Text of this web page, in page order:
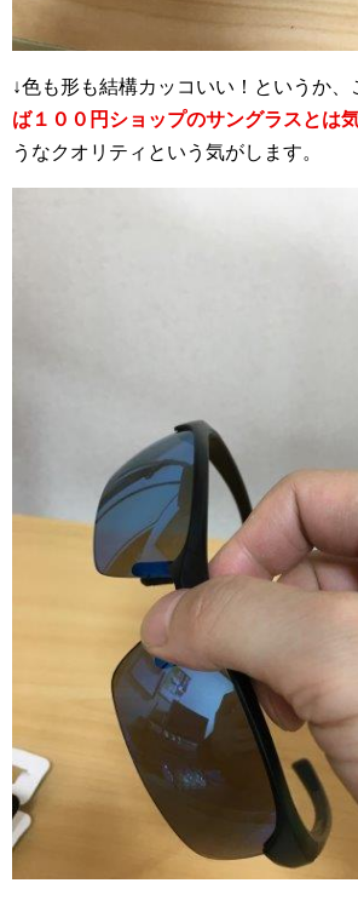
↓色も形も結構カッコいい！というか、
ば１００円ショップのサングラスとは
うなクオリティという気がします。